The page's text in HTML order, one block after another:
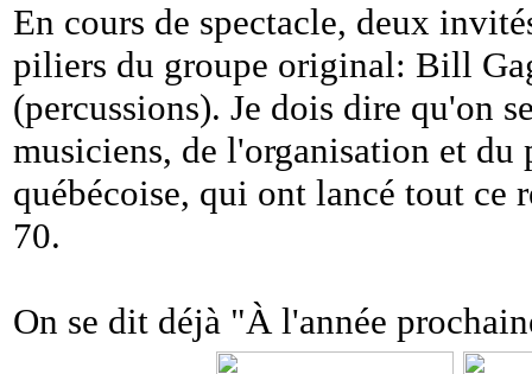
En cours de spectacle, deux
piliers du groupe original: Bill
(percussions). Je dois dire qu'on
musiciens, de l'organisation et du
québécoise, qui ont lancé tout ce
70.
On se dit déjà "À l'année